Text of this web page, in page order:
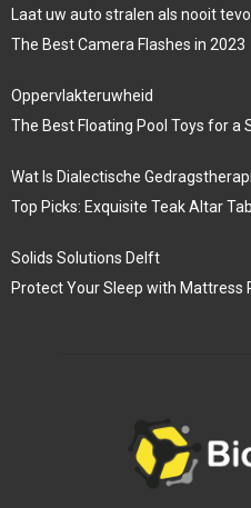
Laat uw auto stralen als nooit
The Best Camera Flashes in 2023
Oppervlakteruwheid
The Best Floating Pool Toys for a
Wat Is Dialectische
Top Picks: Exquisite Teak Altar
Solids Solutions Delft
Protect Your Sleep with Mattress